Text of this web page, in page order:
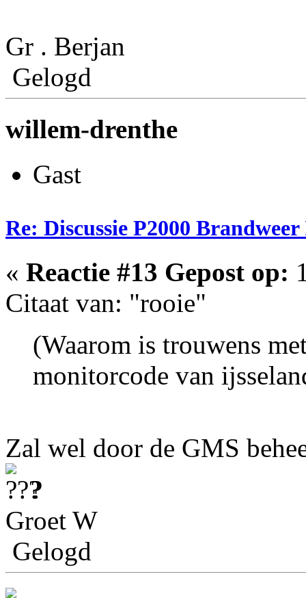
Gr . Berjan
Gelogd
willem-drenthe
Gast
Re: Discussie P2000
« Reactie #13 Gepost op:
Citaat van: "rooie"
(Waarom is trouwens
monitorcode van
Zal wel door de GMS
?
Groet W
Gelogd